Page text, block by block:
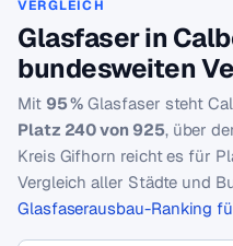
VERGLEICH
Glasfaser in
bundesweiten
Mit 95 % Glasfaser steht
Platz 240 von 925, über
Kreis Gifhorn reicht es für
Vergleich aller Städte und
Glasfaserausbau-Ranking